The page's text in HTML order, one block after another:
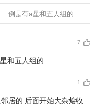
倒是有a星和五人组的
7
和五人组的
1
居的 后面开始大杂烩收